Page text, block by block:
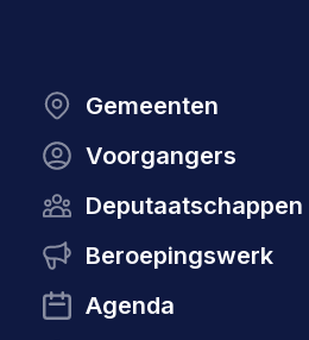
Gemeenten
Voorgangers
Deputaatschappen
Beroepingswerk
Agenda